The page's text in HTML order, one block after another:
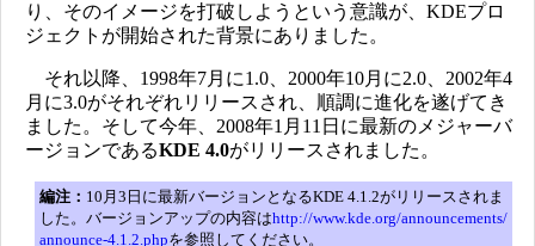
り、そのイメージを打破しようという意識が、KDEプロ
ジェクトが開始された背景にありました。
それ以降、1998年7月に1.0、2000年10月に2.0、2002年4
月に3.0がそれぞれリリースされ、順調に進化を遂げてき
ました。そして今年、2008年1月11日に最新のメジャーバ
ージョンであるKDE 4.0がリリースされました。
編注： 10月3日に最新バージョンとなるKDE 4.1.2がリリースされま
した。バージョンアップの内容はhttp://www.kde.org/announcements/
announce-4.1.2.phpを参照してください。